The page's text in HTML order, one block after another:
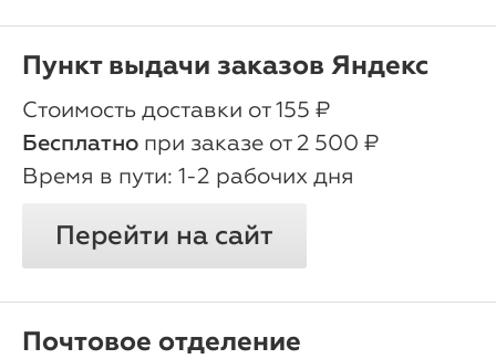
Пункт выдачи заказов Яндекс
oт 155 ₽
Бесплатно при заказе от 2 500 ₽
1-2 рабочих дня
Перейти на сайт
Почтовое отделение